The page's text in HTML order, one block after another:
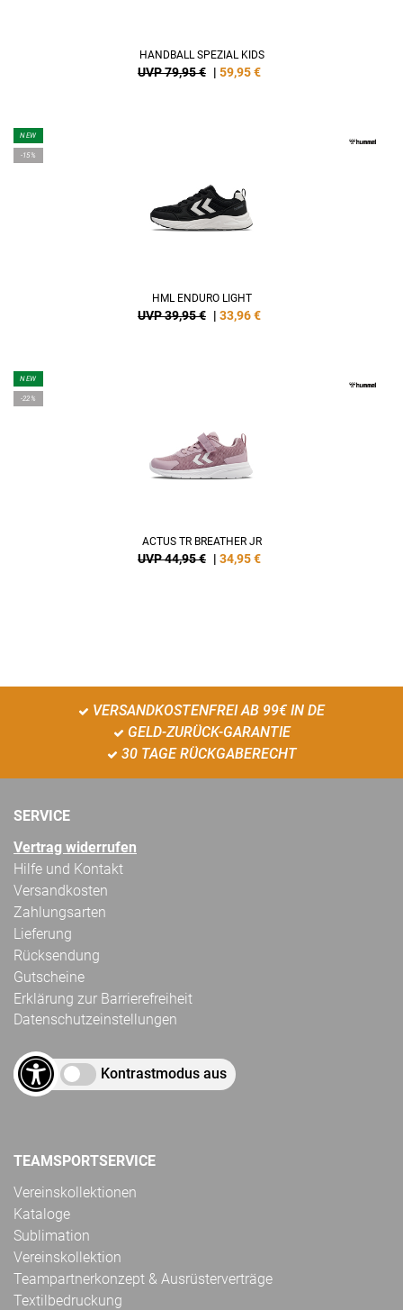
HANDBALL SPEZIAL KIDS
UVP 79,95 € | 59,95€
NEW
-15%
HML ENDURO LIGHT
UVP 39,95 € | 33,96€
NEW
-22%
ACTUS TR BREATHER JR
UVP 44,95 € | 34,95€
VERSANDKOSTENFREI AB 99€ IN DE
GELD-ZURÜCK-GARANTIE
30 TAGE RÜCKGABERECHT
SERVICE
Vertrag widerrufen
Hilfe und Kontakt
Versandkosten
Zahlungsarten
Lieferung
Rücksendung
Gutscheine
Erklärung zur Barrierefreiheit
Datenschutzeinstellungen
Kontrastmodus aus
TEAMSPORTSERVICE
Vereinskollektionen
Kataloge
Sublimation
Vereinskollektion
Teampartnerkonzept & Ausrüsterverträge
Textilbedruckung